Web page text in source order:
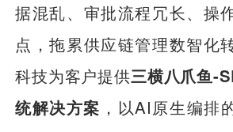
据混乱、审批流程冗长、操
点，拖累供应链管理数智化
科技为客户提供三横八爪鱼-
统解决方案 ，以AI原生编排